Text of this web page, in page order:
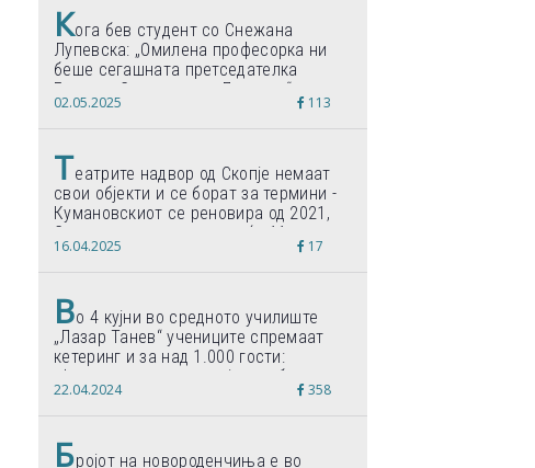
Кога бев студент со Снежана
Лупевска: „Омилена професорка ни
беше сегашната претседателка
Гордана Сиљановска-Давкова“
02.05.2025 113
Театрите надвор од Скопје немаат
свои објекти и се борат за термини -
Кумановскиот се реновира од 2021,
Струмичкиот се гради веќе 11 години
16.04.2025 17
Во 4 кујни во средното училиште
„Лазар Танев“ учениците спремаат
кетеринг и за над 1.000 гости:
„Формиравме компанија и работиме
по светски стандарди“
22.04.2024 358
Бројот на новороденчиња е во